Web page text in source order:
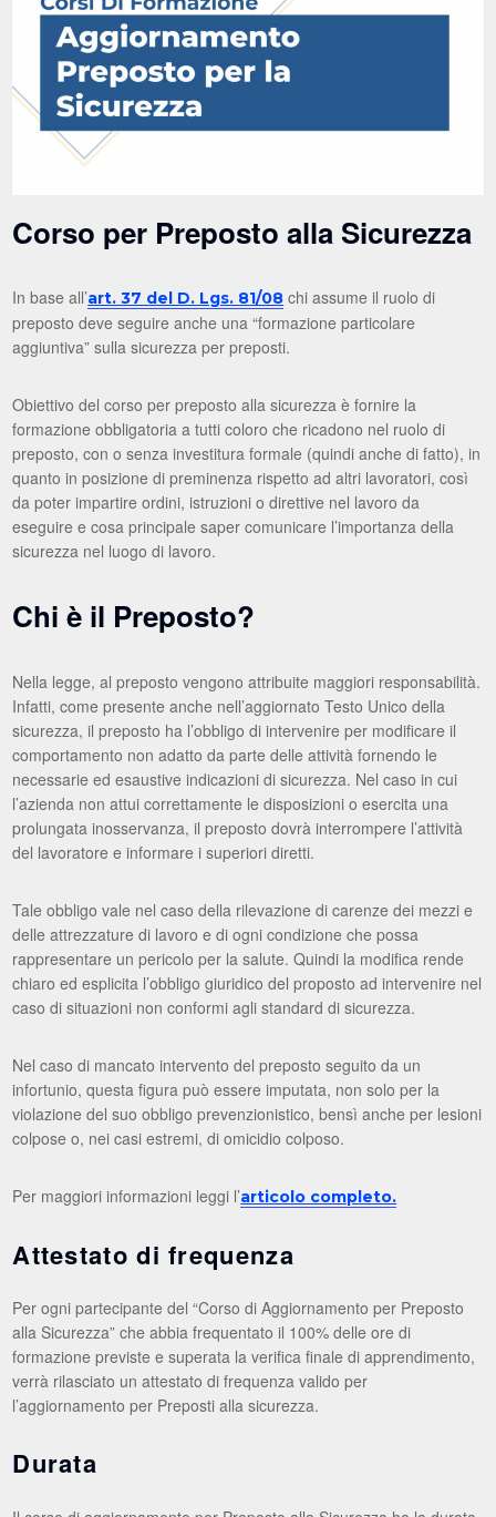
Corso per Preposto alla Sicurezza
In base all’art. 37 del D. Lgs. 81/08 chi assume il ruolo di
preposto deve seguire anche una “formazione particolare
aggiuntiva” sulla sicurezza per preposti.
Obiettivo del corso per preposto alla sicurezza è fornire la
formazione obbligatoria a tutti coloro che ricadono nel ruolo di
preposto, con o senza investitura formale (quindi anche di fatto), in
quanto in posizione di preminenza rispetto ad altri lavoratori, così
da poter impartire ordini, istruzioni o direttive nel lavoro da
eseguire e cosa principale saper comunicare l’importanza della
sicurezza nel luogo di lavoro.
Chi è il Preposto?
Nella legge, al preposto vengono attribuite maggiori responsabilità.
Infatti, come presente anche nell’aggiornato Testo Unico della
sicurezza, il preposto ha l’obbligo di intervenire per modificare il
comportamento non adatto da parte delle attività fornendo le
necessarie ed esaustive indicazioni di sicurezza. Nel caso in cui
l’azienda non attui correttamente le disposizioni o esercita una
prolungata inosservanza, il preposto dovrà interrompere l’attività
del lavoratore e informare i superiori diretti.
Tale obbligo vale nel caso della rilevazione di carenze dei mezzi e
delle attrezzature di lavoro e di ogni condizione che possa
rappresentare un pericolo per la salute. Quindi la modifica rende
chiaro ed esplicita l’obbligo giuridico del proposto ad intervenire nel
caso di situazioni non conformi agli standard di sicurezza.
Nel caso di mancato intervento del preposto seguito da un
infortunio, questa figura può essere imputata, non solo per la
violazione del suo obbligo prevenzionistico, bensì anche per lesioni
colpose o, nei casi estremi, di omicidio colposo.
Per maggiori informazioni leggi l’articolo completo.
Attestato di frequenza
Per ogni partecipante del “Corso di Aggiornamento per Preposto
alla Sicurezza” che abbia frequentato il 100% delle ore di
formazione previste e superata la verifica finale di apprendimento,
verrà rilasciato un attestato di frequenza valido per
l’aggiornamento per Preposti alla sicurezza.
Durata